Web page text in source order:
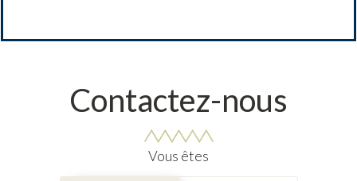
Contactez-nous
Vous êtes